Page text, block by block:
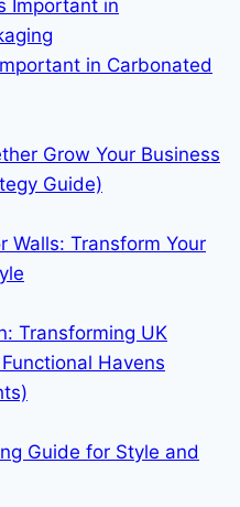
in Carbonated
Grow Your Business
Guide)
Walls: Transform Your
Transforming UK
Havens
Guide for Style and